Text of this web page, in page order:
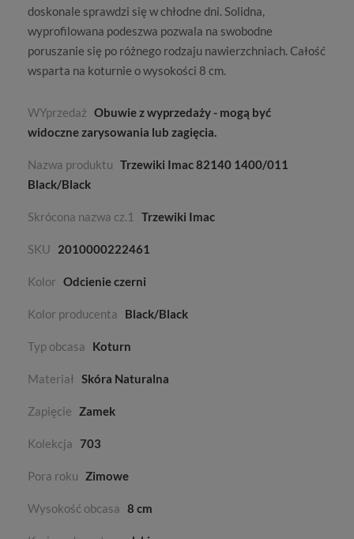
doskonale sprawdzi się w chłodne dni. Solidna,
wyprofilowana podeszwa pozwala na swobodne
poruszanie się po różnego rodzaju nawierzchniach. Całość
wsparta na koturnie o wysokości 8 cm.
WYprzedaż Obuwie z wyprzedaży - mogą być
widoczne zarysowania lub zagięcia.
Nazwa produktu Trzewiki Imac 82140 1400/011
Black/Black
Skrócona nazwa cz.1 Trzewiki Imac
SKU 2010000222461
Kolor Odcienie czerni
Kolor producenta Black/Black
Typ obcasa Koturn
Materiał Skóra Naturalna
Zapięcie Zamek
Kolekcja 703
Pora roku Zimowe
Wysokość obcasa 8 cm